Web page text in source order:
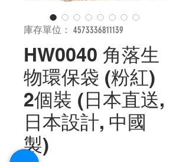
庫存單位： 4573336811139
HW0040 角落生
物環保袋 (粉紅)
2個裝 (日本直送,
日本設計, 中國
製)